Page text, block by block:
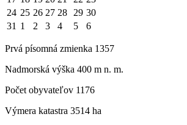
24 25 26 27 28 29 30
31 1 2 3 4 5 6
Prvá písomná zmienka 1357
Nadmorská výška 400 m n. m.
Počet obyvateľov 1176
Výmera katastra 3514 ha